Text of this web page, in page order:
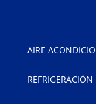
AIRE
REFRIGERACIÓN